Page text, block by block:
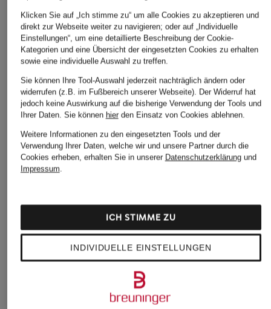
IN DEN WARENKORB
STILVOLLE EMPFEHLUNGEN FÜR SIE
CAMBIO
Klicken Sie auf „Ich stimme zu“ um alle Cookies zu akzeptieren und
direkt zur Webseite weiter zu navigieren; oder auf „Individuelle
Einstellungen“, um eine detaillierte Beschreibung der Cookie-
Kategorien und eine Übersicht der eingesetzten Cookies zu erhalten
sowie eine individuelle Auswahl zu treffen.
Sie können Ihre Tool-Auswahl jederzeit nachträglich ändern oder
widerrufen (z.B. im Fußbereich unserer Webseite). Der Widerruf hat
jedoch keine Auswirkung auf die bisherige Verwendung der Tools und
Ihrer Daten. Sie können hierden Einsatz von Cookies ablehnen.
Weitere Informationen zu den eingesetzten Tools und der
Verwendung Ihrer Daten, welche wir und unsere Partner durch die
Cookies erheben, erhalten Sie in unserer Datenschutzerklärungund
Impressum.
INDIVIDUELLE EINSTELLUNGEN
ICH STIMME ZU